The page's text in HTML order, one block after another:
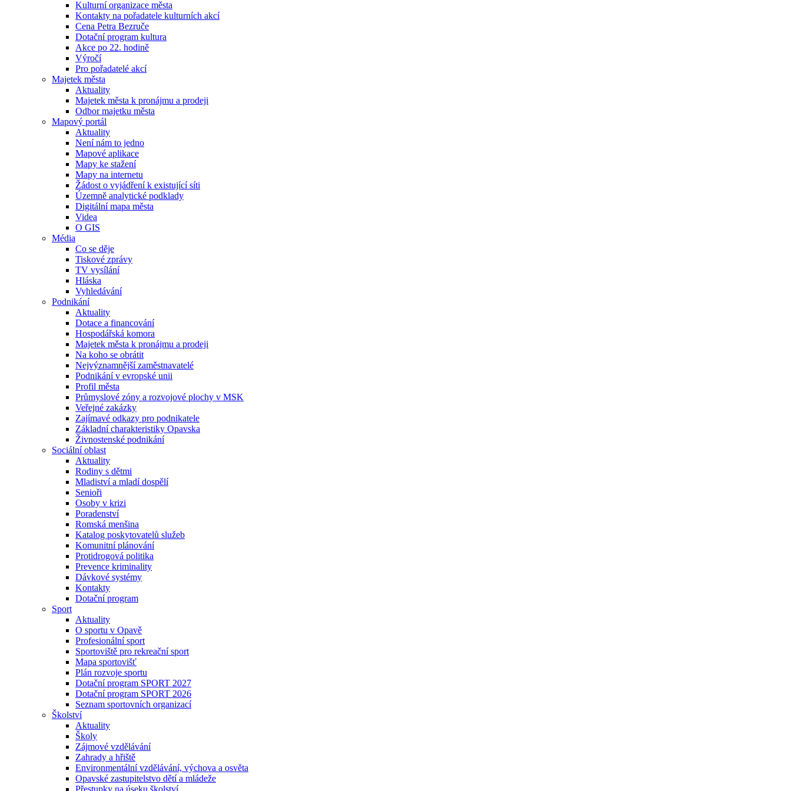
Kulturní organizace města
Kontakty na pořadatele kulturních akcí
Cena Petra Bezruče
Dotační program kultura
Akce po 22. hodině
Výročí
Pro pořadatelé akcí
Majetek města
Aktuality
Majetek města k pronájmu a prodeji
Odbor majetku města
Mapový portál
Aktuality
Není nám to jedno
Mapové aplikace
Mapy ke stažení
Mapy na internetu
Žádost o vyjádření k existující síti
Územně analytické podklady
Digitální mapa města
Videa
O GIS
Média
Co se děje
Tiskové zprávy
TV vysílání
Hláska
Vyhledávání
Podnikání
Aktuality
Dotace a financování
Hospodářská komora
Majetek města k pronájmu a prodeji
Na koho se obrátit
Nejvýznamnější zaměstnavatelé
Podnikání v evropské unii
Profil města
Průmyslové zóny a rozvojové plochy v MSK
Veřejné zakázky
Zajímavé odkazy pro podnikatele
Základní charakteristiky Opavska
Živnostenské podnikání
Sociální oblast
Aktuality
Rodiny s dětmi
Mladiství a mladí dospělí
Senioři
Osoby v krizi
Poradenství
Romská menšina
Katalog poskytovatelů služeb
Komunitní plánování
Protidrogová politika
Prevence kriminality
Dávkové systémy
Kontakty
Dotační program
Sport
Aktuality
O sportu v Opavě
Profesionální sport
Sportoviště pro rekreační sport
Mapa sportovišť
Plán rozvoje sportu
Dotační program SPORT 2027
Dotační program SPORT 2026
Seznam sportovních organizací
Školství
Aktuality
Školy
Zájmové vzdělávání
Zahrady a hřiště
Environmentální vzdělávání, výchova a osvěta
Opavské zastupitelstvo dětí a mládeže